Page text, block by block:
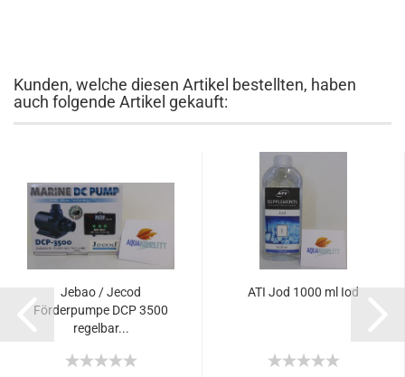
Kunden, welche diesen Artikel bestellten, haben
auch folgende Artikel gekauft:
Jebao / Jecod
Förderpumpe DCP 3500
regelbar...
ATI Jod 1000 ml Iod